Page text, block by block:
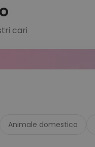
cari
Animale domestico